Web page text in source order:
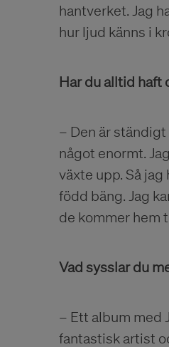
hantverket. Jag
hur ljud känns i
Har du alltid haft
– Den är
något enormt.
växte upp. Så
född bäng. Jag
de kommer hem
Vad sysslar du
­– Ett album med
fantastisk artist